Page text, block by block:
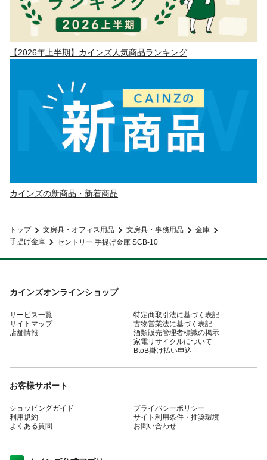
【2026年上半期】カインズ人気商品ランキング
カインズの新商品・新着商品
トップ 文房具・オフィス用品 文房具・事務用品
金庫
手提げ金庫
セントリー 手提げ金庫 SCB-10
カインズオンラインショップ
サービス一覧
サイトマップ
店舗情報
特定商取引法に基づく表記
古物営業法に基づく表記
酒類販売管理者標識の掲示
家電リサイクルについて
BtoB掛け払い申込
お客様サポート
ショッピングガイド
利用規約
よくある質問
プライバシーポリシー
サイト利用条件・推奨環境
お問い合わせ